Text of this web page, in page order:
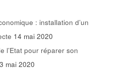
: installation d’un
14 mai 2020
l’Etat pour réparer son
mai 2020